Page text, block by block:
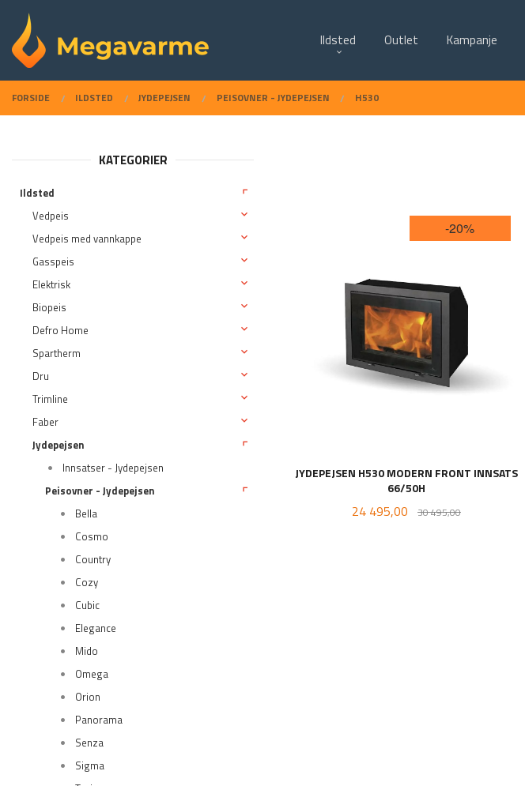
innholdet
PRODUKTER
Ildsted Outlet Kampanje
FORSIDE ILDSTED JYDEPEJSEN PEISOVNER - JYDEPEJSEN H530
JYDEPEJSEN H530 MODERN FRONT INNSATS
66/50H
Tilbud
24 495,00 30 495,00Rabatt
-20%
KATEGORIER
Ildsted
Vedpeis
Vedpeis med vannkappe
Gasspeis
Elektrisk
Biopeis
Defro Home
Spartherm
Dru
Trimline
Faber
Jydepejsen
Innsatser - Jydepejsen
Peisovner - Jydepejsen
Bella
Cosmo
Country
Cozy
Cubic
Elegance
Mido
Omega
Orion
Panorama
Senza
Sigma